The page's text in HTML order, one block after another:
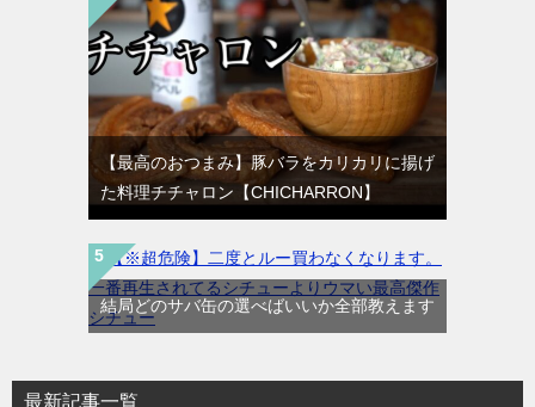
【最高のおつまみ】豚バラをカリカリに揚げ
た料理チチャロン【CHICHARRON】
結局どのサバ缶の選べばいいか全部教えます
最新記事一覧